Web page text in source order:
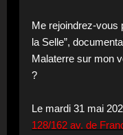
Me rejoindrez-vous
la Selle”,
Malaterre sur mon
?
Le mardi 31 mai
128/162 av. de